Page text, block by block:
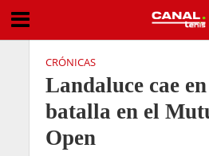
CRÓNICAS
Landaluce cae
batalla en el
Open